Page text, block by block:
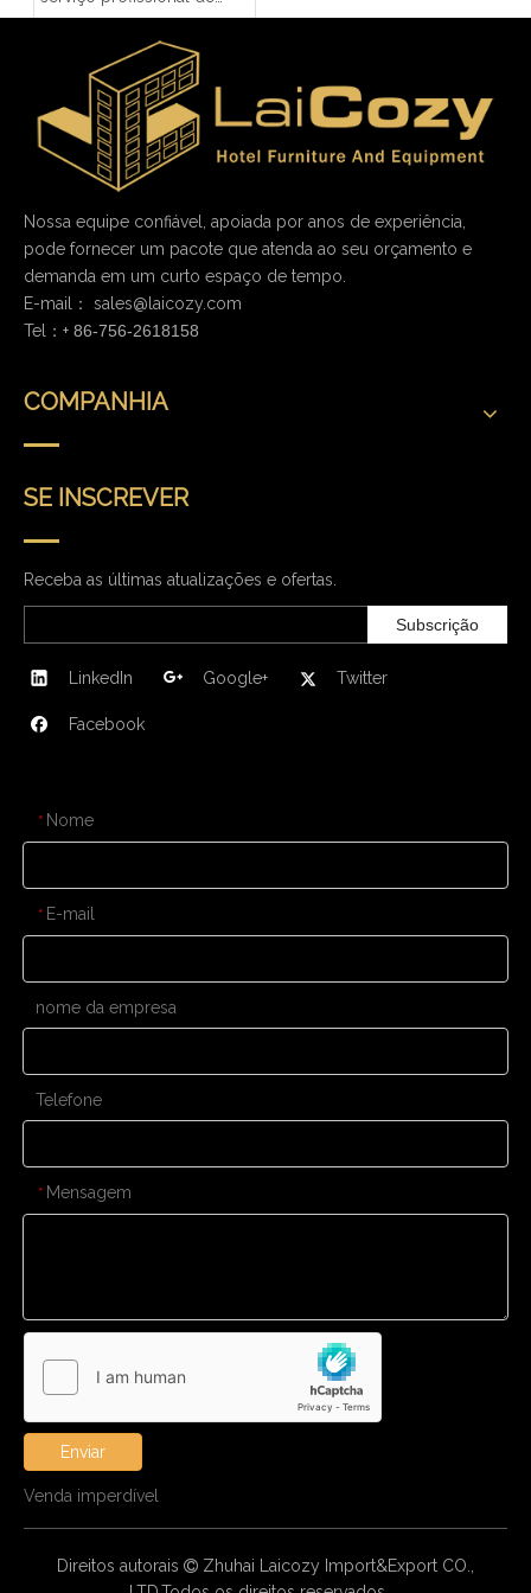
hotel
Nossa equipe confiável, apoiada por anos de experiência,
pode fornecer um pacote que atenda ao seu orçamento e
demanda em um curto espaço de tempo.
E-mail： sales@laicozy.com
Tel：+ 86-756-2618158
COMPANHIA
SE INSCREVER
Receba as últimas atualizações e ofertas.
Subscrição
LinkedIn Google+ Twitter
Facebook
* Nome
* E-mail
nome da empresa
Telefone
* Mensagem
Enviar
Venda imperdível
Direitos autorais  Zhuhai Laicozy Import&Export CO.,